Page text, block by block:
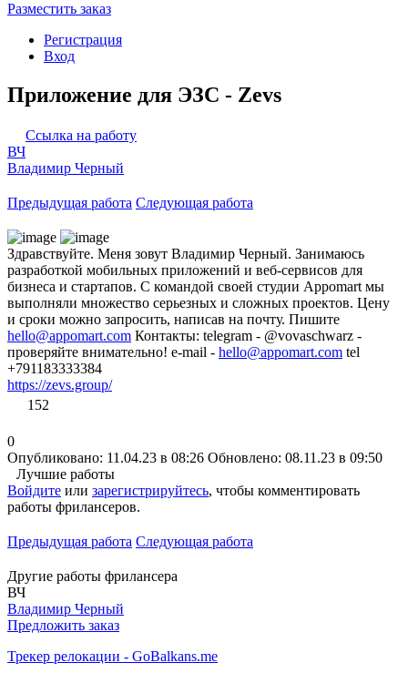
Разместить заказ
Регистрация
Вход
Приложение для ЭЗС - Zevs
Ссылка на работу
ВЧ
Владимир Черный
Предыдущая работа Следующая работа
Здравствуйте. Меня зовут Владимир Черный. Занимаюсь
разработкой мобильных приложений и веб-сервисов для
бизнеса и стартапов. С командой своей студии Appomart мы
выполняли множество серьезных и сложных проектов. Цену
и сроки можно запросить, написав на почту. Пишите
hello@appomart.com Контакты: telegram - @vovaschwarz -
проверяйте внимательно! e-mail - hello@appomart.com tel
+791183333384
https://zevs.group/
152
0
Опубликовано: 11.04.23 в 08:26 Обновлено: 08.11.23 в 09:50
Лучшие работы
Войдите или зарегистрируйтесь, чтобы комментировать
работы фрилансеров.
Предыдущая работа Следующая работа
Другие работы фрилансера
ВЧ
Владимир Черный
Предложить заказ
Трекер релокации - GoBalkans.me